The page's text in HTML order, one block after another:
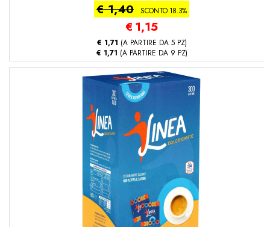
€ 1,40 SCONTO 18.3%
€ 1,15
€ 1,71 (A PARTIRE DA 5 PZ)
€ 1,71 (A PARTIRE DA 9 PZ)